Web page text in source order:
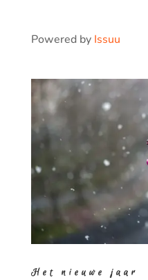
Powered by Issuu
Het nieuwe jaar